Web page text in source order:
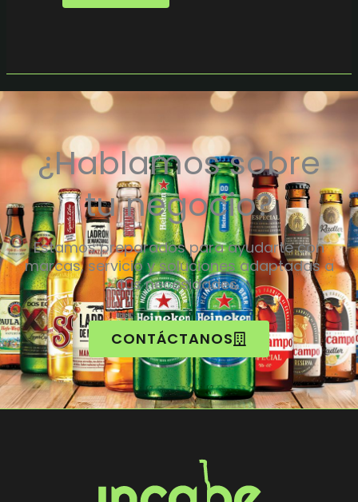
¿Hablamos sobre
tu negocio?
Estamos preparados para ayudarte con
marcas, servicio y soluciones adaptadas a
tus necesidades.
CONTÁCTANOS